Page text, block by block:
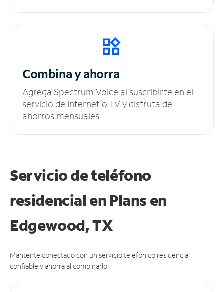
Combina y ahorra
Agrega Spectrum Voice al suscribirte en el
servicio de Internet o TV y disfruta de
ahorros mensuales.
Servicio de teléfono
residencial en Plans en
Edgewood, TX
Mantente conectado con un servicio telefónico residencial
confiable y ahorra al combinarlo.